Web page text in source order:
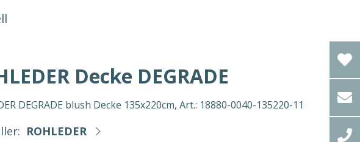
Decke DEGRADE
DEGRADE blush Decke 135x220cm, Art.: 18880-0040-135220-11
ROHLEDER